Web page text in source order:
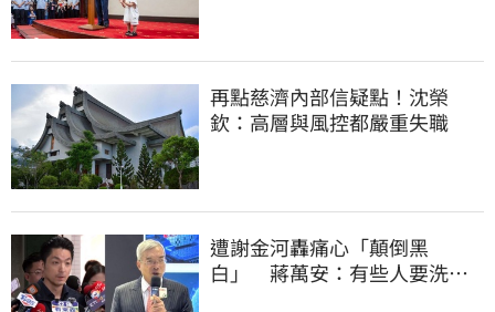
再點慈濟內部信疑點！沈榮
欽：高層與風控都嚴重失職
遭謝金河轟痛心「顛倒黑
白」 蔣萬安：有些人要洗人